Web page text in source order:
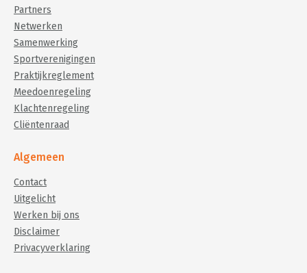
Partners
Netwerken
Samenwerking
Sportverenigingen
Praktijkreglement
Meedoenregeling
Klachtenregeling
Cliëntenraad
Algemeen
Contact
Uitgelicht
Werken bij ons
Disclaimer
Privacyverklaring